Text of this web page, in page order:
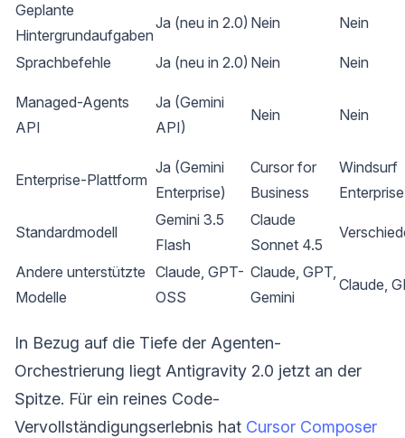
Geplante
Hintergrundaufgaben
Ja (neu in 2.0) Nein Nein
Sprachbefehle Ja (neu in 2.0) Nein Nein
Managed-Agents
API
Ja (Gemini
API)
Nein Nein
Enterprise-Plattform
Ja (Gemini
Enterprise)
Cursor for
Business
Windsurf
Enterprise
Standardmodell
Gemini 3.5
Flash
Claude
Sonnet 4.5
Andere unterstützte
Modelle
Claude, GPT-
OSS
Claude, GPT,
Gemini
Claude,
In Bezug auf die Tiefe der Agenten-
Orchestrierung liegt Antigravity 2.0 jetzt an der
Spitze. Für ein reines Code-
Vervollständigungserlebnis hat Cursor Composer